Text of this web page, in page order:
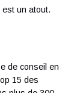
industriels,
et influencer,
à gérer des